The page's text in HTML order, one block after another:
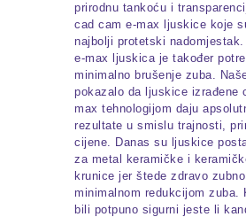
prirodnu tankoću i
cad cam e-max ljuskice koje
najbolji protetski nadomjestak.
e-max ljuskica je također
minimalno brušenje zuba.
pokazalo da ljuskice izrađene
max tehnologijom daju
rezultate u smislu trajnosti,
cijene. Danas su ljuskice
za metal keramičke i
krunice jer štede zdravo
minimalnom redukcijom zuba.
bili potpuno sigurni jeste li